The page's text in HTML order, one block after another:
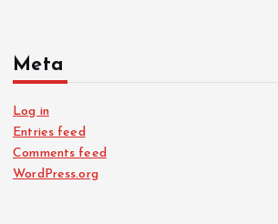
Meta
Log in
Entries feed
Comments feed
WordPress.org